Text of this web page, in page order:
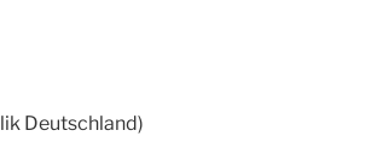
Deutschland)